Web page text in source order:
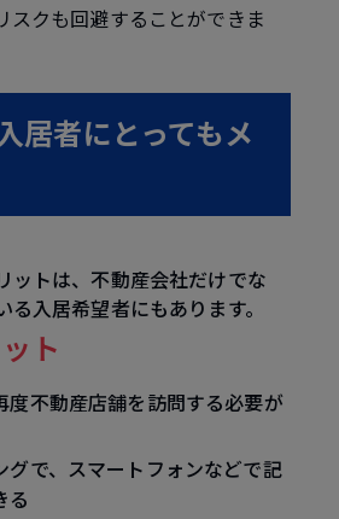
スクも回避することができま
居者にとってもメ
ットは、不動産会社だけでな
入居希望者にもあります。
ト
度不動産店舗を訪問する必要が
グで、スマートフォンなどで記
る